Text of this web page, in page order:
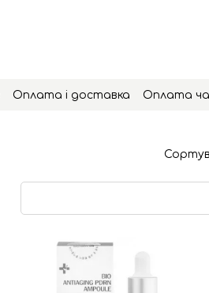
Оплата і доставка Оплата